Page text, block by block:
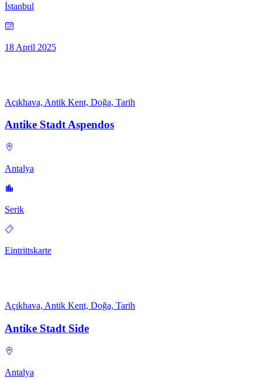
İstanbul
18 April 2025
Açıkhava, Antik Kent, Doğa, Tarih
Antike Stadt Aspendos
Antalya
Serik
Eintrittskarte
Açıkhava, Antik Kent, Doğa, Tarih
Antike Stadt Side
Antalya